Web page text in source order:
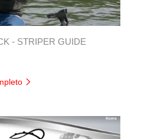
- STRIPER GUIDE